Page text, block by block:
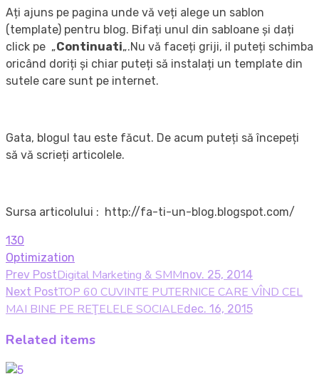
Ați ajuns pe pagina unde vă veți alege un sablon
(template) pentru blog. Bifați unul din sabloane și dați
click pe „Continuati„.Nu vă faceți griji, il puteți schimba
oricând doriți și chiar puteți să instalați un template din
sutele care sunt pe internet.
Gata, blogul tau este făcut. De acum puteți să începeți
să vă scrieți articolele.
Sursa articolului : http://fa-ti-un-blog.blogspot.com/
130
Optimization
Prev PostDigital Marketing & SMMnov. 25, 2014
Next PostTOP 60 CUVINTE PUTERNICE CARE VÎND CEL
MAI BINE PE REŢELELE SOCIALEdec. 16, 2015
Related items